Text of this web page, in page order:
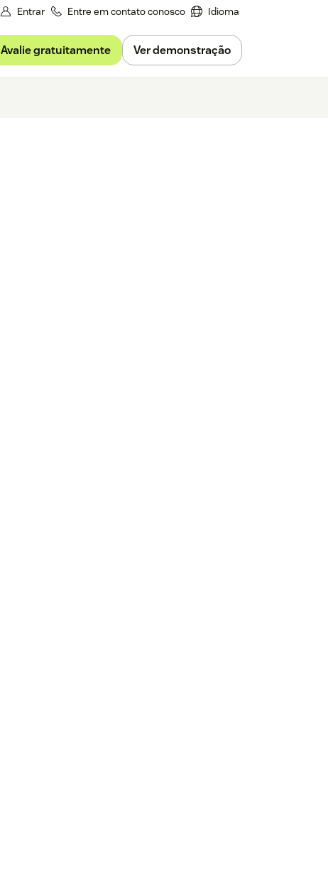
Entrar Entre em contato conosco Idioma
Avalie gratuitamente Ver demonstração